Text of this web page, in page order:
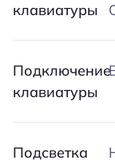
клавиатуры
Подключение
клавиатуры
Подсветка